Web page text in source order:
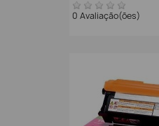
0 Avaliação(ões)